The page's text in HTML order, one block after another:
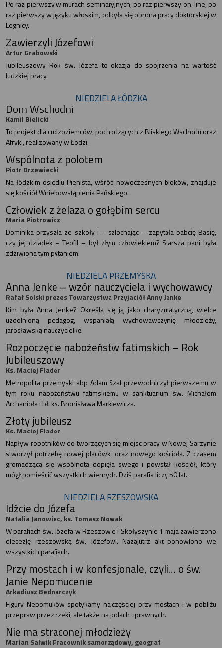
Po raz pierwszy w murach seminaryjnych, po raz pierwszy on-line, po
raz pierwszy w języku włoskim, odbyła się obrona pracy doktorskiej w
Legnicy.
Zawierzyli Józefowi
Artur Grabowski
Jubileuszowy Rok św. Józefa to okazja do spojrzenia na wartość
ludzkiej pracy.
NIEDZIELA ŁÓDZKA
Dom Wschodni
Kamil Bielicki
To projekt dla cudzoziemców, pochodzących z Bliskiego Wschodu oraz
Afryki, realizowany w Łodzi.
Wspólnota z polotem
Piotr Drzewiecki
Na łódzkim osiedlu Pienista, wśród nowoczesnych bloków, znajduje
się kościół Wniebowstąpienia Pańskiego.
Człowiek z żelaza o gołębim sercu
Maria Piotrowicz
Dominika przyszła ze szkoły i – szlochając – zapytała babcię Basię,
czy jej dziadek – Teofil – był złym człowiekiem? Starsza pani była
zdziwiona tym pytaniem.
NIEDZIELA PRZEMYSKA
Anna Jenke – wzór nauczyciela i wychowawcy
Rafał Solski prezes Towarzystwa Przyjaciół Anny Jenke
Kim była Anna Jenke? Określa się ją jako charyzmatyczną, wielce
uzdolnioną pedagog, wspaniałą wychowawczynię młodzieży,
jarosławską nauczycielkę.
Rozpoczęcie nabożeństw fatimskich – Rok
Jubileuszowy
Ks. Maciej Flader
Metropolita przemyski abp Adam Szal przewodniczył pierwszemu w
tym roku nabożeństwu fatimskiemu w sanktuarium św. Michałom
Archanioła i bł. ks. Bronisława Markiewicza.
Złoty jubileusz
Ks. Maciej Flader
Napływ robotników do tworzących się miejsc pracy w Nowej Sarzynie
stworzył potrzebę nowej placówki oraz nowego kościoła. Z czasem
gromadząca się wspólnota dopięła swego i powstał kościół, który
mógł pomieścić wszystkich wiernych. Dziś parafia liczy 50 lat.
NIEDZIELA RZESZOWSKA
Idźcie do Józefa
Natalia Janowiec, ks. Tomasz Nowak
W parafiach św. Józefa w Rzeszowie i Skołyszynie 1 maja zawierzono
diecezję rzeszowską św. Józefowi. Nazajutrz akt ponowiono we
wszystkich parafiach.
Przy mostach i w konfesjonale, czyli… o św.
Janie Nepomucenie
Arkadiusz Bednarczyk
Figury Nepomuków spotykamy najczęściej przy mostach i w pobliżu
przepraw przez rzeki, ale także na polach uprawnych.
Nie ma straconej młodzieży
Marian Salwik Pracownik samorządowy, geograf